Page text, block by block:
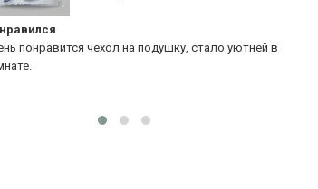
понравится чехол на подушку, стало уютней в